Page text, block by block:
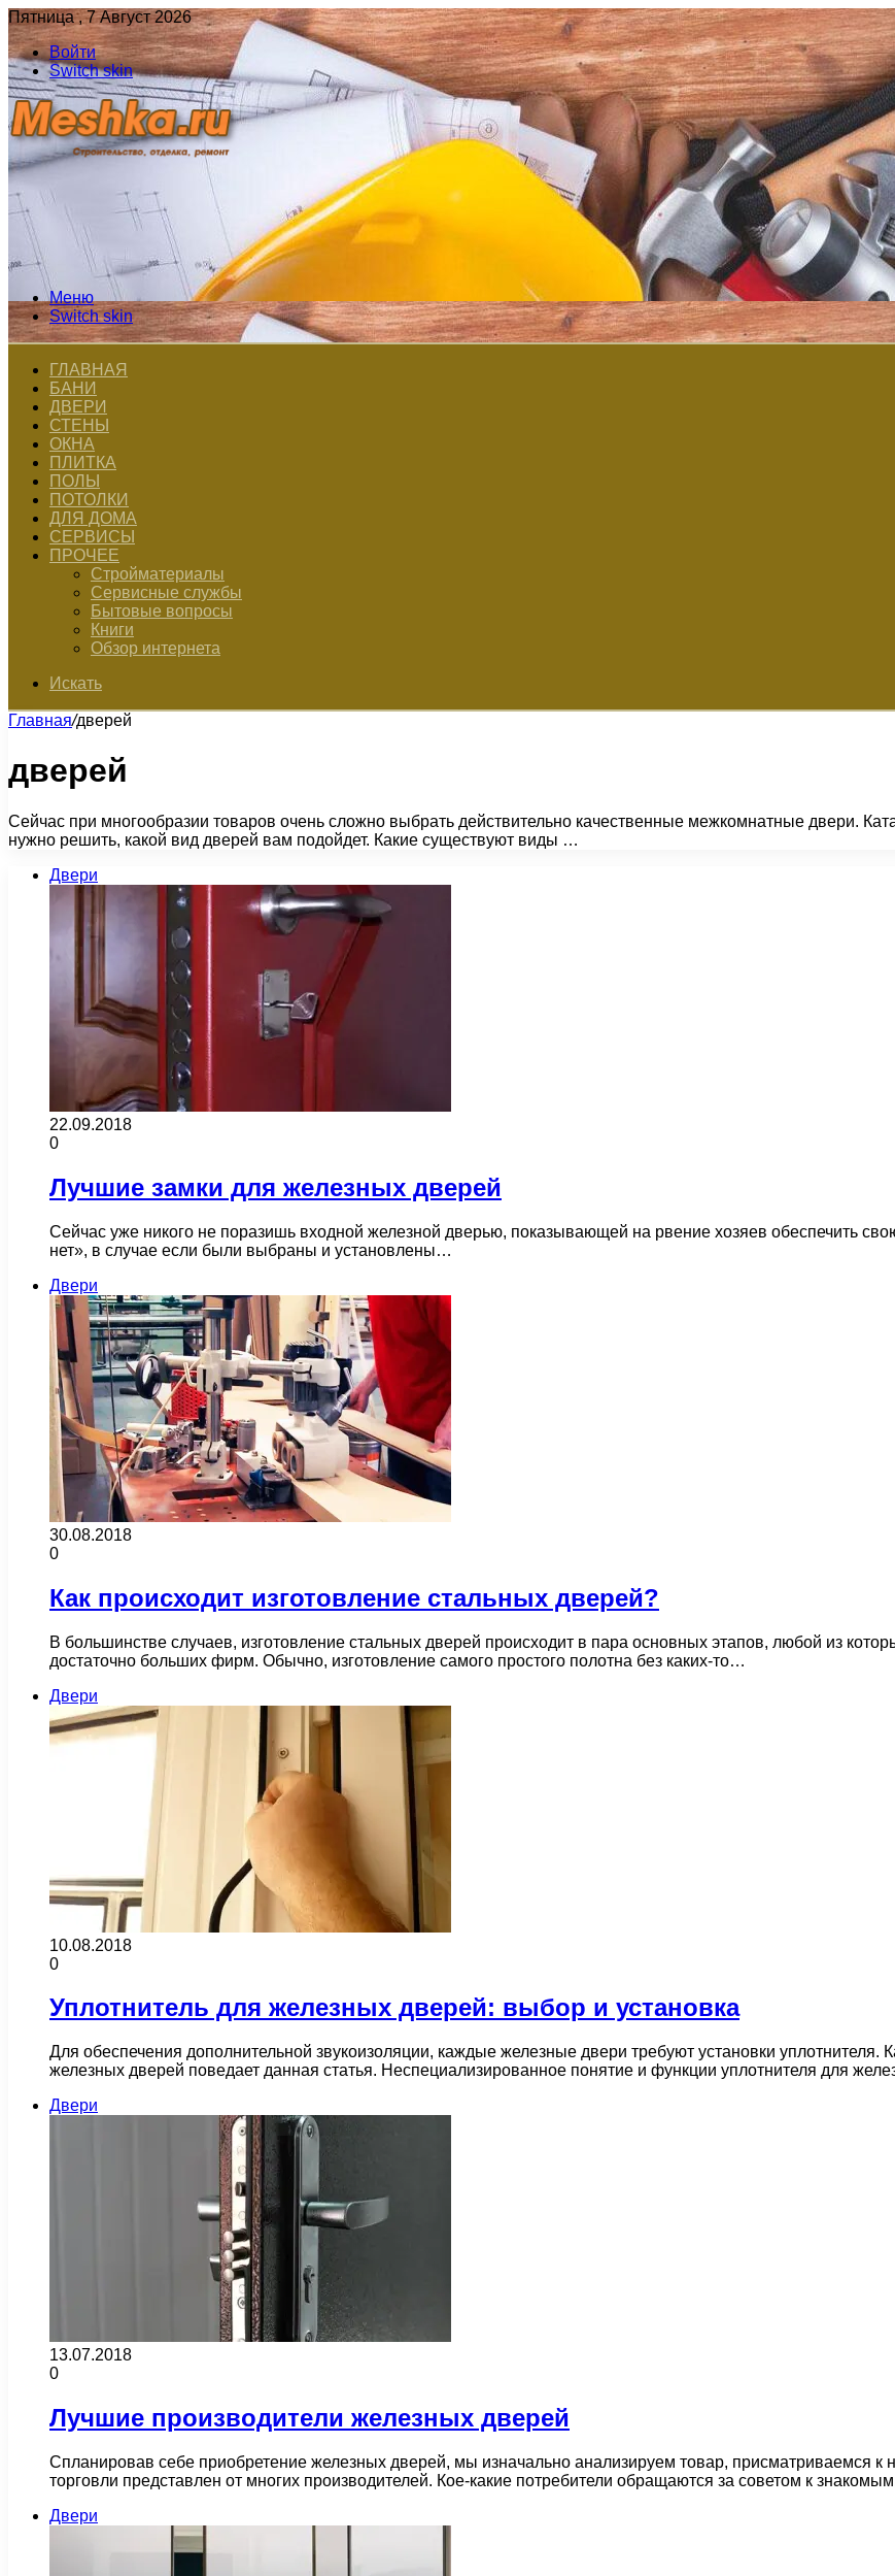
Пятница , 7 Август 2026
Войти
Switch skin
Меню
Switch skin
ГЛАВНАЯ
БАНИ
ДВЕРИ
СТЕНЫ
ОКНА
ПЛИТКА
ПОЛЫ
ПОТОЛКИ
ДЛЯ ДОМА
СЕРВИСЫ
ПРОЧЕЕ
Стройматериалы
Сервисные службы
Бытовые вопросы
Книги
Обзор интернета
Искать
Главная/дверей
дверей
Сейчас при многообразии товаров очень сложно выбрать действительно качественные межкомнатные двери.
нужно решить, какой вид дверей вам подойдет. Какие существуют виды …
Двери
22.09.2018
0
Лучшие замки для железных дверей
Сейчас уже никого не поразишь входной железной дверью, показывающей на рвение хозяев обеспечить
нет», в случае если были выбраны и установлены…
Двери
30.08.2018
0
Как происходит изготовление стальных дверей?
В большинстве случаев, изготовление стальных дверей происходит в пара основных этапов, любой из
достаточно больших фирм. Обычно, изготовление самого простого полотна без каких-то…
Двери
10.08.2018
0
Уплотнитель для железных дверей: выбор и установка
Для обеспечения дополнительной звукоизоляции, каждые железные двери требуют установки уплотнителя.
железных дверей поведает данная статья. Неспециализированное понятие и функции уплотнителя для
Двери
13.07.2018
0
Лучшие производители железных дверей
Спланировав себе приобретение железных дверей, мы изначально анализируем товар, присматриваемся к
торговли представлен от многих производителей. Кое-какие потребители обращаются за советом к
Двери